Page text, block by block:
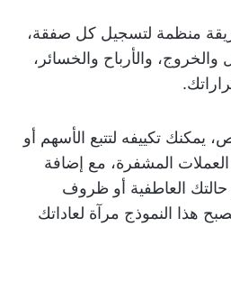
منظمة لتسجيل كل صفقة،
والأرباح والخسائر،
يمكنك تكييفه لتتبع الأسهم أو
العملات المشفرة، مع إضافة
العاطفية أو ظروف
هذا النموذج مرآة لعاداتك